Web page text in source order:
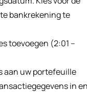
bankrekening te
toevoegen (2:01 –
aan uw portefeuille
in